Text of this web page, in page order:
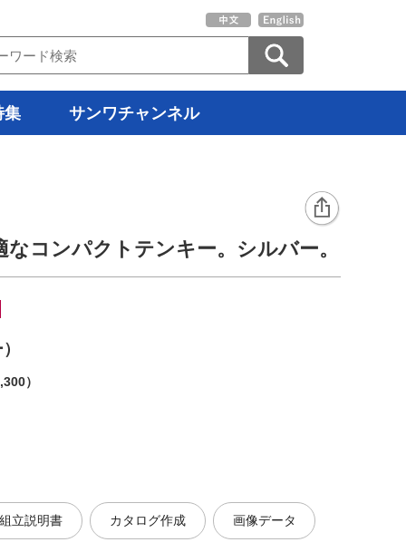
集 サンワチャンネル
コンパクトテンキー。シルバー。
）
立説明書 カタログ作成 画像データ